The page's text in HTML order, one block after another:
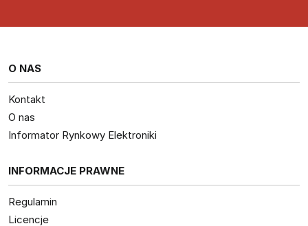
O NAS
Kontakt
O nas
Informator Rynkowy Elektroniki
INFORMACJE PRAWNE
Regulamin
Licencje